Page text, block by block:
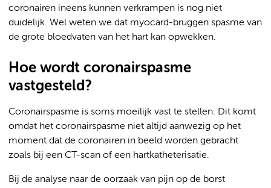
coronairen ineens kunnen verkrampen is nog niet
duidelijk. Wel weten we dat myocard-bruggen spasme van
de grote bloedvaten van het hart kan opwekken.
Hoe wordt coronairspasme
vastgesteld?
Coronairspasme is soms moeilijk vast te stellen. Dit komt
omdat het coronairspasme niet altijd aanwezig op het
moment dat de coronairen in beeld worden gebracht
zoals bij een CT-scan of een hartkatheterisatie.
Bij de analyse naar de oorzaak van pijn op de borst